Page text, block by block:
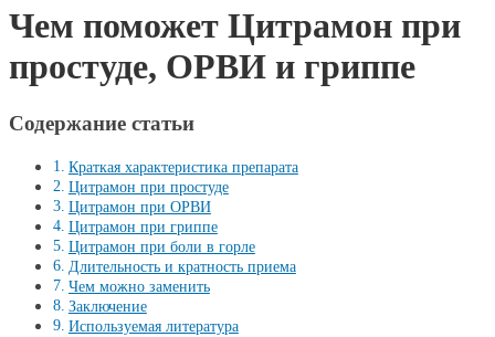
Чем поможет Цитрамон при
простуде, ОРВИ и гриппе
Содержание статьи
Краткая характеристика препарата
Цитрамон при простуде
Цитрамон при ОРВИ
Цитрамон при гриппе
Цитрамон при боли в горле
Длительность и кратность приема
Чем можно заменить
Заключение
Используемая литература